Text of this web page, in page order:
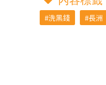
洗黑錢 長洲